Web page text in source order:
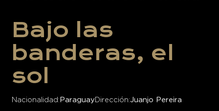
Bajo las
banderas, el
sol
Nacionalidad ParaguayDirección Juanjo Pereira